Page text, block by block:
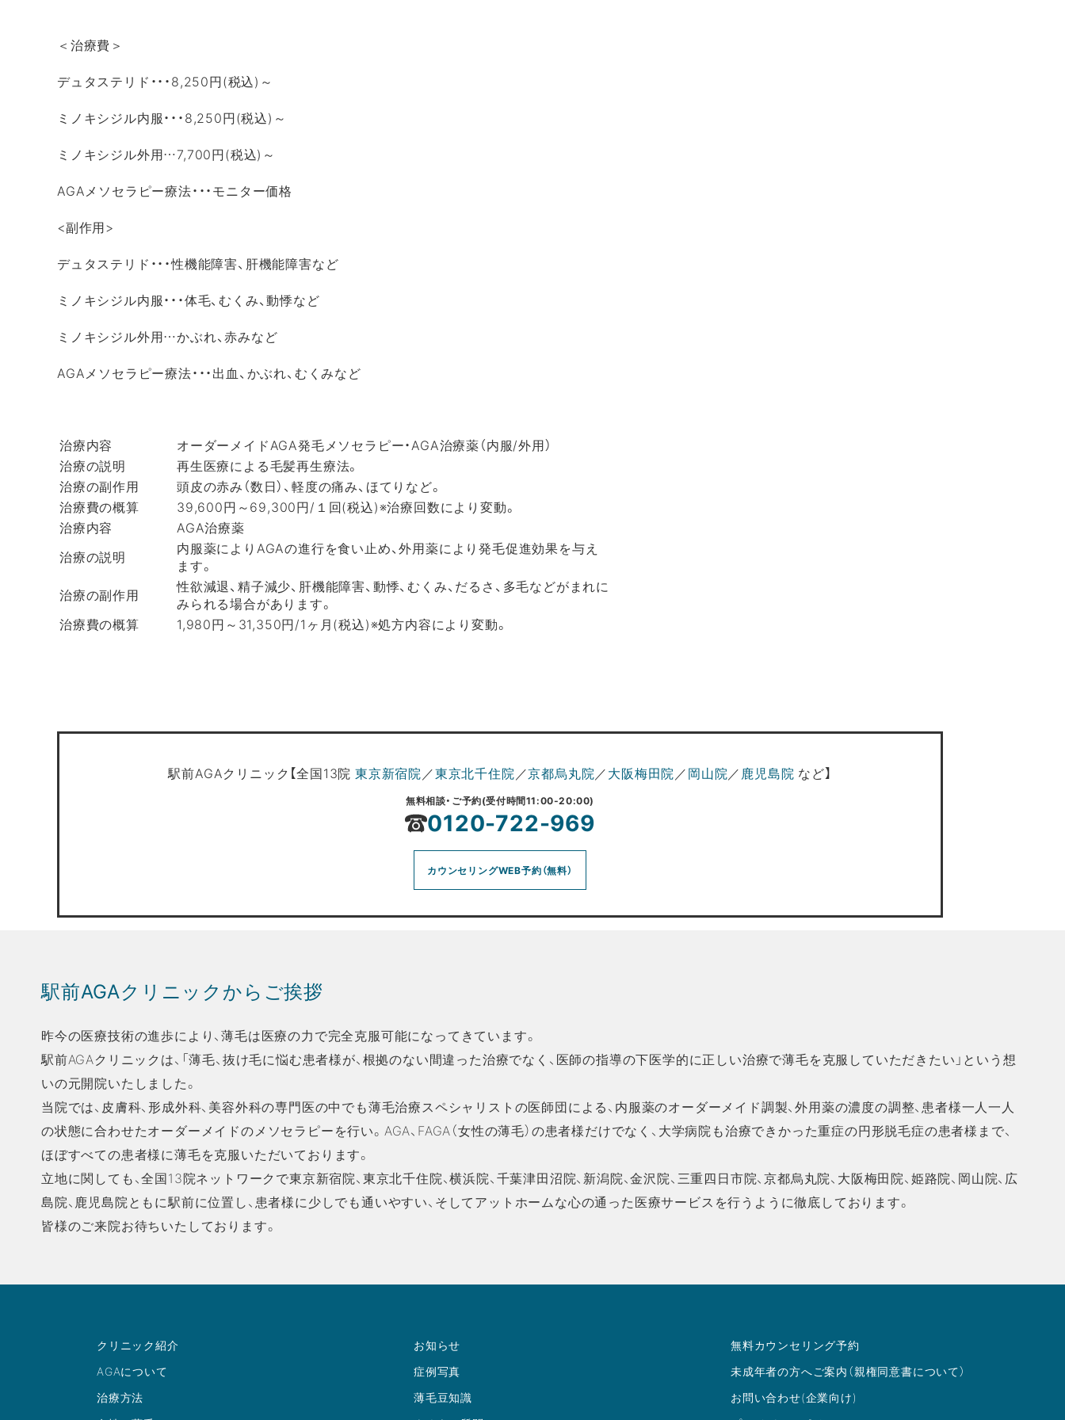
＜治療費＞
デュタステリド・・・8,250円(税込)～
ミノキシジル内服・・・8,250円(税込)～
ミノキシジル外用…7,700円(税込)～
AGAメソセラピー療法・・・モニター価格
<副作用>
デュタステリド・・・性機能障害、肝機能障害など
ミノキシジル内服・・・体毛、むくみ、動悸など
ミノキシジル外用…かぶれ、赤みなど
AGAメソセラピー療法・・・出血、かぶれ、むくみなど
治療内容
オーダーメイドAGA発毛メソセラピー・AGA治療薬（内服/外用）
治療の説明
再生医療による毛髪再生療法。
治療の副作用
頭皮の赤み（数日）、軽度の痛み、ほてりなど。
治療費の概算
39,600円～69,300円/１回(税込)※治療回数により変動。
治療内容
AGA治療薬
治療の説明
内服薬によりAGAの進行を食い止め、外用薬により発毛促進効果を与え
ます。
治療の副作用
性欲減退、精子減少、肝機能障害、動悸、むくみ、だるさ、多毛などがまれに
みられる場合があります。
治療費の概算
1,980円～31,350円/1ヶ月(税込)※処方内容により変動。
駅前AGAクリニック【全国13院 東京新宿院／東京北千住院／京都烏丸院／大阪梅田院／岡山院／ 鹿児島院 など】
無料相談・ご予約(受付時間11:00-20:00)
0120-722-969
カウンセリングWEB予約（無料）
駅前AGAクリニックからご挨拶
昨今の医療技術の進歩により、薄毛は医療の力で完全克服可能になってきています。
駅前AGAクリニックは、「薄毛、抜け毛に悩む患者様が、根拠のない間違った治療でなく、医師の指導の下医学的に正しい治療で薄毛を克服していただきたい」という想
いの元開院いたしました。
当院では、皮膚科、形成外科、美容外科の専門医の中でも薄毛治療スペシャリストの医師団による、内服薬のオーダーメイド調製、外用薬の濃度の調整、患者様一人一人
の状態に合わせたオーダーメイドのメソセラピーを行い。AGA、FAGA（女性の薄毛）の患者様だけでなく、大学病院も治療できかった重症の円形脱毛症の患者様まで、
ほぼすべての患者様に薄毛を克服いただいております。
立地に関しても、全国13院ネットワークで東京新宿院、東京北千住院、横浜院、千葉津田沼院、新潟院、金沢院、三重四日市院、京都烏丸院、大阪梅田院、姫路院、岡山院、広
島院、鹿児島院ともに駅前に位置し、患者様に少しでも通いやすい、そしてアットホームな心の通った医療サービスを行うように徹底しております。
皆様のご来院お待ちいたしております。
クリニック紹介
AGAについて
治療方法
お知らせ
症例写真
薄毛豆知識
無料カウンセリング予約
未成年者の方へご案内（親権同意書について）
お問い合わせ(企業向け)